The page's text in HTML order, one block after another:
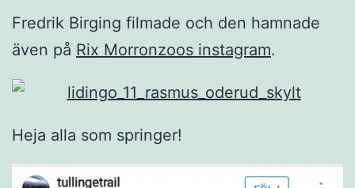
Fredrik Birging filmade och den hamnade
även på Rix Morronzoos instagram.
Heja alla som springer!